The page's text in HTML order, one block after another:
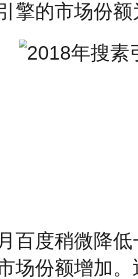
擎的市场份
百度稍微降
场份额增加